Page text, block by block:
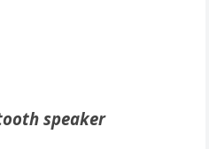
speaker